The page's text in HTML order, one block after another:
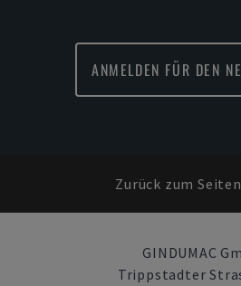
ANMELDEN FÜR DEN
Zurück zum
GINDUMAC
Trippstadter